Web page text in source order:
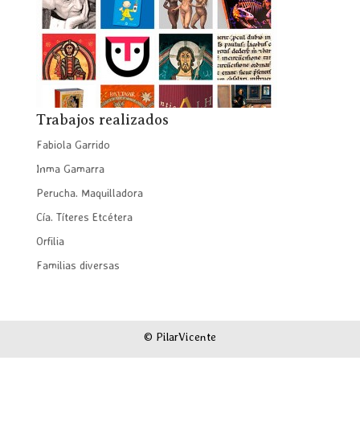
Trabajos realizados
Fabiola Garrido
Inma Gamarra
Perucha. Maquilladora
Cía. Títeres Etcétera
Orfilia
Familias diversas
© PilarVicente